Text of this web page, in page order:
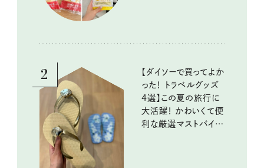
2
【ダイソーで買ってよか
った！ トラベルグッズ
4選】この夏の旅行に
大活躍！ かわいくて便
利な厳選マストバイア